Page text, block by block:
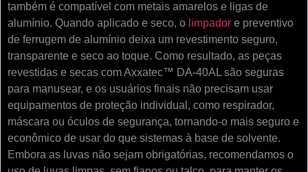
também é compatível com metais amarelos e ligas de
alumínio. Quando aplicado e seco, o limpador e preventivo
de ferrugem de alumínio deixa um revestimento seguro,
transparente e seco ao toque. Como resultado, as peças
revestidas e secas com Axxatec™ DA-40AL são seguras
para manusear, e os usuários finais não precisam usar
equipamentos de proteção individual, como respirador,
máscara ou óculos de segurança, tornando-o mais seguro e
econômico de usar do que sistemas à base de solvente.
Embora as luvas não sejam obrigatórias, recomendamos o